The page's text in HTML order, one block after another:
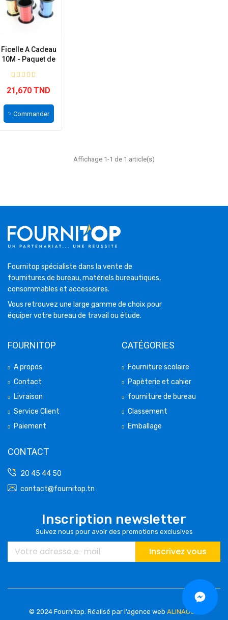
Ficelle A Cadeau
10M - Paquet de
21,670 TND
Commander
Affichage 1-1 de 1 article(s)
Fournitop spécialiste dans la vente de
fournitures de bureau, matériels bureautiques,
consommables et accessoires.
Vous retrouvez une large gamme de choix pour
équiper votre bureau de travail ou étude.
FOURNITOP
A propos
Contact
Livraison
Service Client
Paiement
CATÉGORIES
Fourniture scolaire
Papèterie et cahier
fourniture de bureau
Classement
Emballage
CONTACT
20 45 44 50
contact@fournitop.tn
Inscription newsletter
Suivez nous pour avoir des promotions exclusives
Inscrivez vous
© 2024 Fournitop. Réalisé par l’agence web ALINAOUS